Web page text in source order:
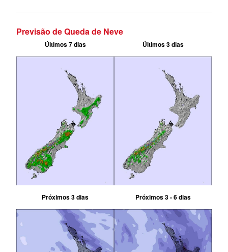
Previsão de Queda de Neve
Últimos 7 dias Últimos 3 dias
Próximos 3 dias Próximos 3 - 6 dias